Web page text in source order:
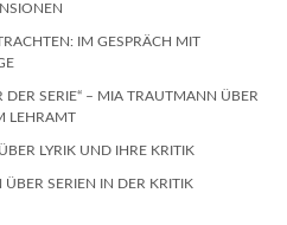
IM GESPRÄCH MIT
DER SERIE“ – MIA TRAUTMANN ÜBER
LEHRAMT
LYRIK UND IHRE KRITIK
SERIEN IN DER KRITIK